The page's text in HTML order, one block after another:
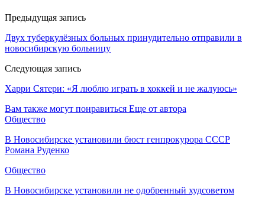
Предыдущая запись
Двух туберкулёзных больных принудительно отправили в
новосибирскую больницу
Следующая запись
Харри Сятери: «Я люблю играть в хоккей и не жалуюсь»
Вам также могут понравиться Еще от автора
Общество
В Новосибирске установили бюст генпрокурора СССР
Романа Руденко
Общество
В Новосибирске установили не одобренный худсоветом